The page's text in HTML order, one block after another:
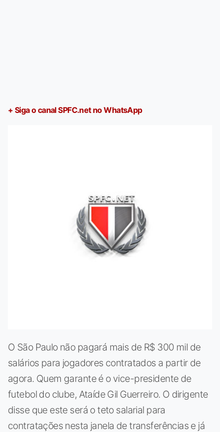
+ Siga o canal SPFC.net no WhatsApp
O São Paulo não pagará mais de R$ 300 mil de
salários para jogadores contratados a partir de
agora. Quem garante é o vice-presidente de
futebol do clube, Ataíde Gil Guerreiro. O dirigente
disse que este será o teto salarial para
contratações nesta janela de transferências e já